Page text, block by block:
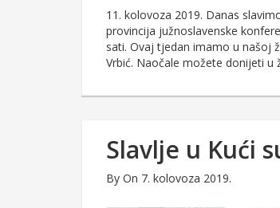
11. kolovoza 2019. Danas
provincija južnoslavenske
sati. Ovaj tjedan imamo u našoj
Vrbić. Naočale možete donijeti u
Slavlje u Kući
By On 7. kolovoza 2019.